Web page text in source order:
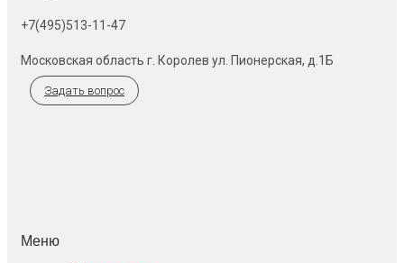
+7(495)513-11-47
Московская область г. Королев ул. Пионерская, д.1Б
Задать вопрос
Меню